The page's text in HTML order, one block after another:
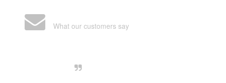
What our customers say
de examinare.